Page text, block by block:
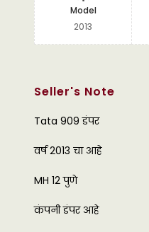
Model
2013
Seller's Note
Tata 909 डंपर
वर्ष 2013 चा आहे
MH 12 पुणे
कंपनी डंपर आहे